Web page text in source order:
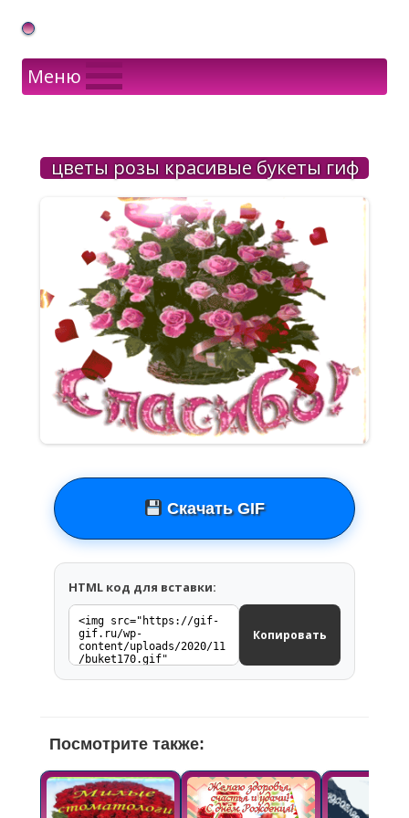
Gif Открытки в подарок
Меню
цветы розы красивые букеты гиф
Скачать GIF
HTML код для вставки:
Копировать
Посмотрите также: